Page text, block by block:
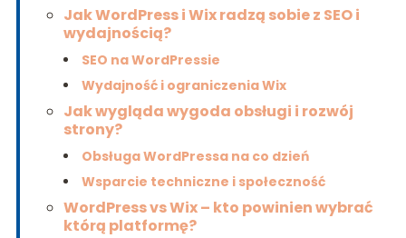
Jak WordPress i Wix radzą sobie z SEO i
wydajnością?
SEO na WordPressie
Wydajność i ograniczenia Wix
Jak wygląda wygoda obsługi i rozwój
strony?
Obsługa WordPressa na co dzień
Wsparcie techniczne i społeczność
WordPress vs Wix – kto powinien wybrać
którą platformę?